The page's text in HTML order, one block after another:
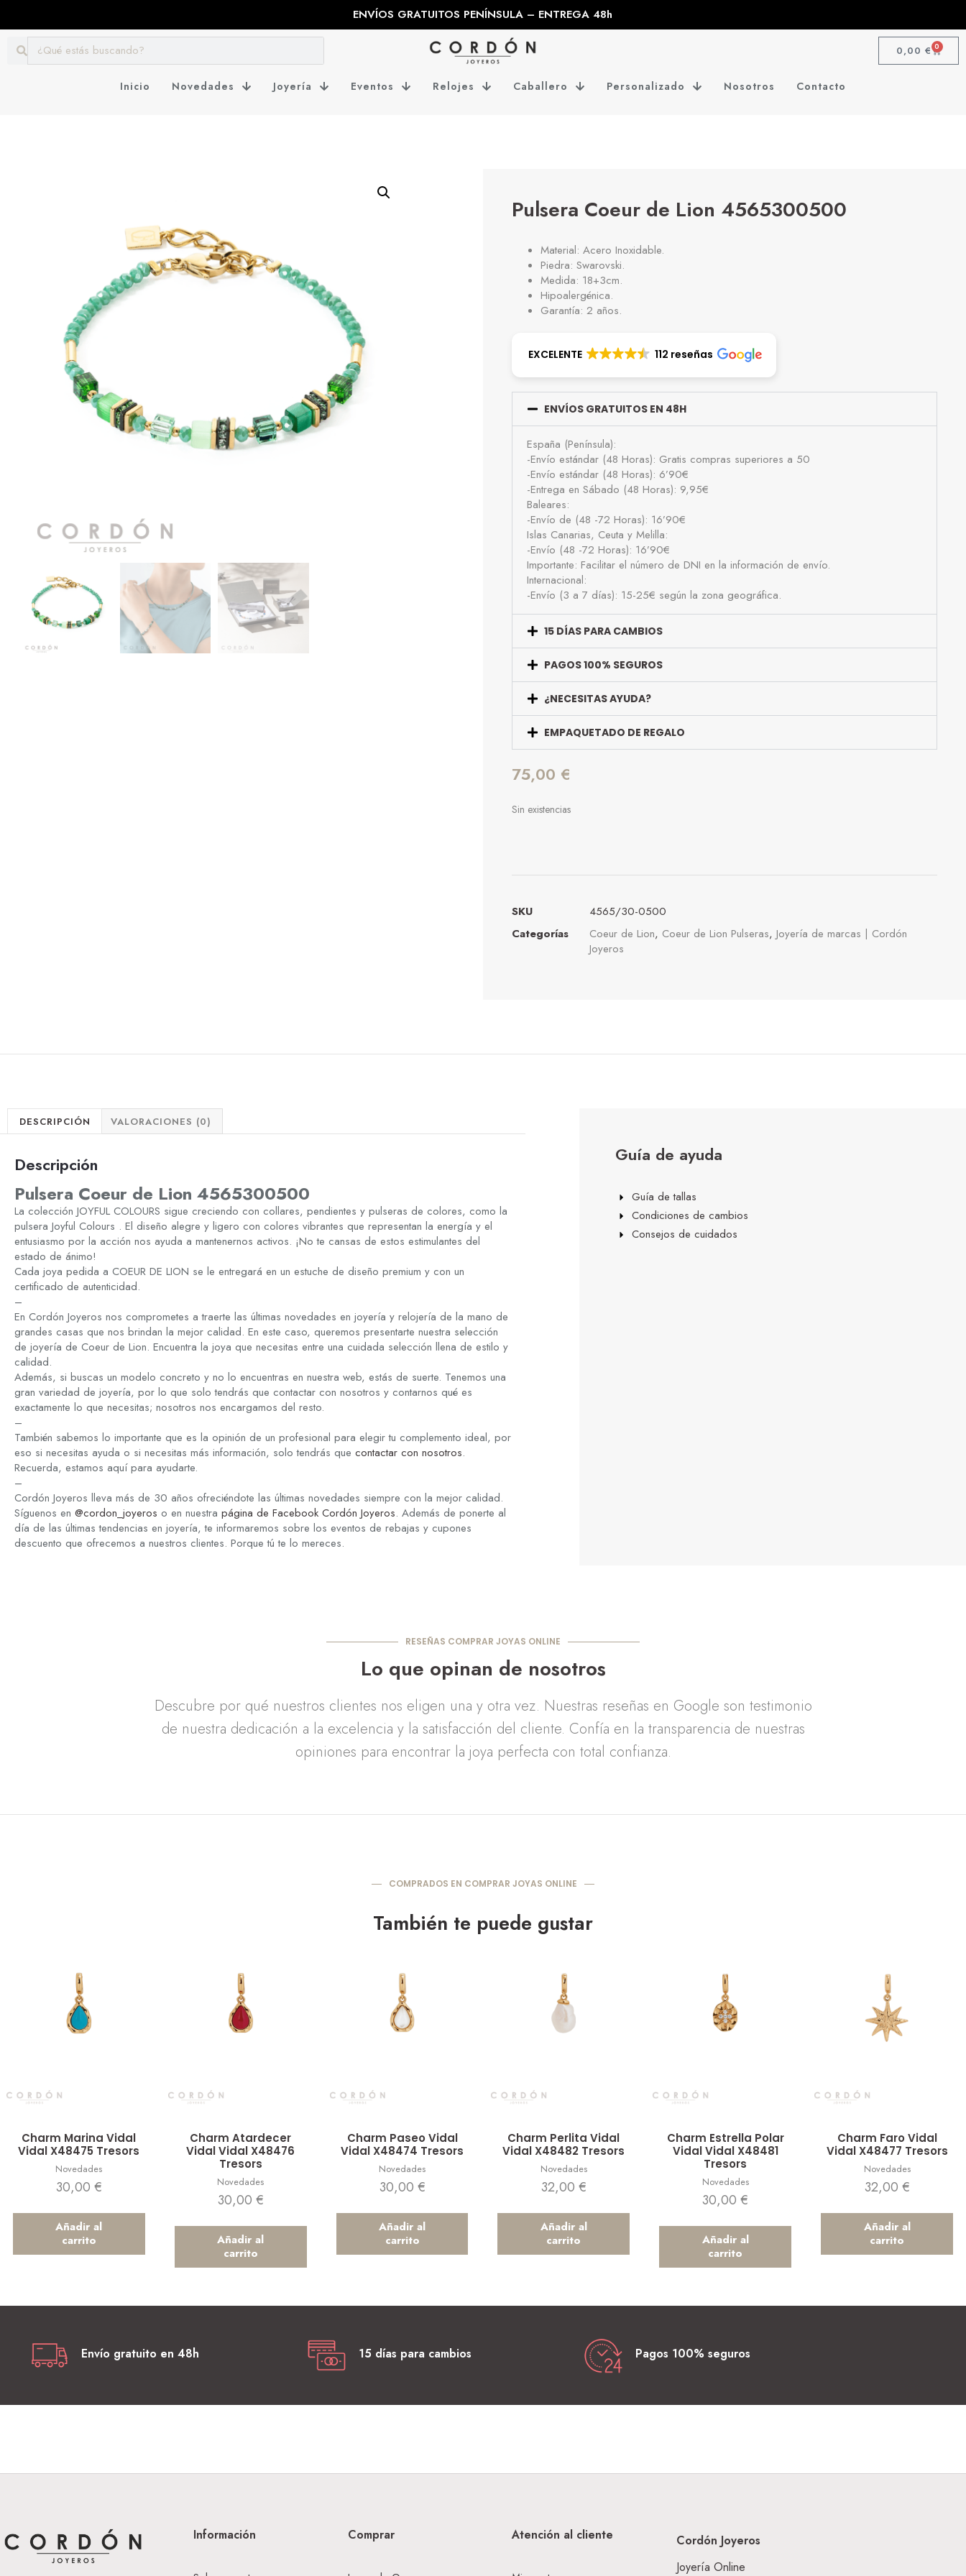
ENVÍOS GRATUITOS PENÍNSULA – ENTREGA 48h
0,00 € 0
Inicio Novedades Joyería Eventos Relojes Caballero Personalizado Nosotros Contacto
Pulsera Coeur de Lion 4565300500
Material: Acero Inoxidable.
Piedra: Swarovski.
Medida: 18+3cm.
Hipoalergénica.
Garantía: 2 años.
EXCELENTE 112 reseñas
ENVÍOS GRATUITOS EN 48H
España (Península):
-Envío estándar (48 Horas): Gratis compras superiores a 50
-Envío estándar (48 Horas): 6’90€
-Entrega en Sábado (48 Horas): 9,95€
Baleares:
-Envío de (48 -72 Horas): 16’90€
Islas Canarias, Ceuta y Melilla:
-Envío (48 -72 Horas): 16’90€
Importante: Facilitar el número de DNI en la información de envío.
Internacional:
-Envío (3 a 7 días): 15-25€ según la zona geográfica.
15 DÍAS PARA CAMBIOS
PAGOS 100% SEGUROS
¿NECESITAS AYUDA?
EMPAQUETADO DE REGALO
75,00 €
Sin existencias
SKU
4565/30-0500
Categorías
Coeur de Lion, Coeur de Lion Pulseras, Joyería de marcas | Cordón
Joyeros
DESCRIPCIÓN VALORACIONES (0)
Descripción
Pulsera Coeur de Lion 4565300500
La colección JOYFUL COLOURS sigue creciendo con collares, pendientes y pulseras de colores, como la
pulsera Joyful Colours . El diseño alegre y ligero con colores vibrantes que representan la energía y el
entusiasmo por la acción nos ayuda a mantenernos activos. ¡No te cansas de estos estimulantes del
estado de ánimo!
Cada joya pedida a COEUR DE LION se le entregará en un estuche de diseño premium y con un
certificado de autenticidad.
–
En Cordón Joyeros nos comprometes a traerte las últimas novedades en joyería y relojería de la mano de
grandes casas que nos brindan la mejor calidad. En este caso, queremos presentarte nuestra selección
de joyería de Coeur de Lion. Encuentra la joya que necesitas entre una cuidada selección llena de estilo y
calidad.
Además, si buscas un modelo concreto y no lo encuentras en nuestra web, estás de suerte. Tenemos una
gran variedad de joyería, por lo que solo tendrás que contactar con nosotros y contarnos qué es
exactamente lo que necesitas; nosotros nos encargamos del resto.
–
También sabemos lo importante que es la opinión de un profesional para elegir tu complemento ideal, por
eso si necesitas ayuda o si necesitas más información, solo tendrás que contactar con nosotros.
Recuerda, estamos aquí para ayudarte.
–
Cordón Joyeros lleva más de 30 años ofreciéndote las últimas novedades siempre con la mejor calidad.
Síguenos en @cordon_joyeros o en nuestra página de Facebook Cordón Joyeros. Además de ponerte al
día de las últimas tendencias en joyería, te informaremos sobre los eventos de rebajas y cupones
descuento que ofrecemos a nuestros clientes. Porque tú te lo mereces.
Guía de ayuda
Guía de tallas
Condiciones de cambios
Consejos de cuidados
RESEÑAS COMPRAR JOYAS ONLINE
Lo que opinan de nosotros
Descubre por qué nuestros clientes nos eligen una y otra vez. Nuestras reseñas en Google son testimonio
de nuestra dedicación a la excelencia y la satisfacción del cliente. Confía en la transparencia de nuestras
opiniones para encontrar la joya perfecta con total confianza.
COMPRADOS EN COMPRAR JOYAS ONLINE
También te puede gustar
Charm Marina Vidal
Vidal X48475 Tresors
Novedades
30,00 €
Añadir al
carrito
Charm Atardecer
Vidal Vidal X48476
Tresors
Novedades
30,00 €
Añadir al
carrito
Charm Paseo Vidal
Vidal X48474 Tresors
Novedades
30,00 €
Añadir al
carrito
Charm Perlita Vidal
Vidal X48482 Tresors
Novedades
32,00 €
Añadir al
carrito
Charm Estrella Polar
Vidal Vidal X48481
Tresors
Novedades
30,00€
Añadir al
carrito
Charm Faro Vidal
Vidal X48477 Tresors
Novedades
32,00 €
Añadir al
carrito
Envío gratuito en 48h 15 días para cambios Pagos 100% seguros
Información Comprar Atención al cliente
Cordón Joyeros
Joyería Online